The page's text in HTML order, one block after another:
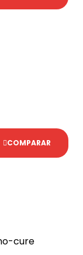
COMPARAR